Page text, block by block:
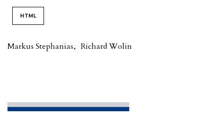
HTML
Markus Stephanias, Richard Wolin